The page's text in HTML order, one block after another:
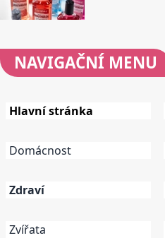
NAVIGAČNÍ MENU
Hlavní stránka
Domácnost
Zdraví
Zvířata